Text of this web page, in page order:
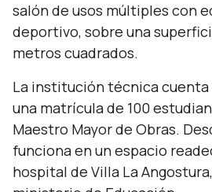
salón de usos múltiples con
deportivo, sobre una
metros cuadrados.
La institución técnica
una matrícula de 100
Maestro Mayor de Obras.
funciona en un espacio
hospital de Villa La